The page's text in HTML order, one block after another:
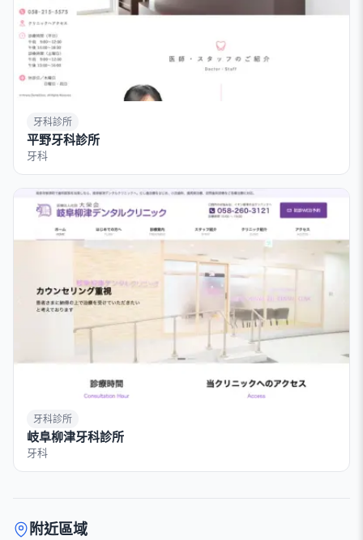
牙科診所
平野牙科診所
牙科
牙科診所
岐阜柳津牙科診所
牙科
附近區域